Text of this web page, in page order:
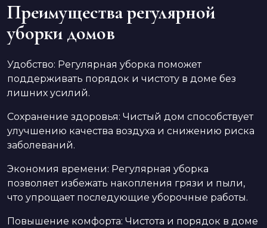
Преимущества регулярной
уборки домов
Удобство: Регулярная уборка поможет
поддерживать порядок и чистоту в доме без
лишних усилий.
Сохранение здоровья: Чистый дом способствует
улучшению качества воздуха и снижению риска
заболеваний.
Экономия времени: Регулярная уборка
позволяет избежать накопления грязи и пыли,
что упрощает последующие уборочные работы.
Повышение комфорта: Чистота и порядок в доме